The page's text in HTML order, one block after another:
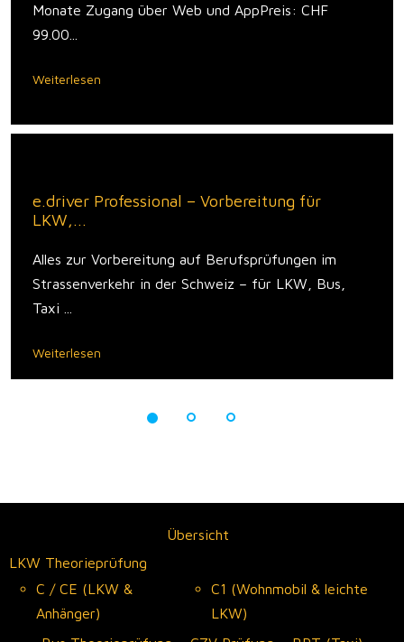
Monate Zugang über Web und AppPreis: CHF
99.00...
Weiterlesen
e.driver Professional – Vorbereitung für
LKW,...
Alles zur Vorbereitung auf Berufsprüfungen im
Strassenverkehr in der Schweiz – für LKW, Bus,
Taxi ...
Weiterlesen
Übersicht
LKW Theorieprüfung
C / CE (LKW &
Anhänger)
C1 (Wohnmobil & leichte
LKW)